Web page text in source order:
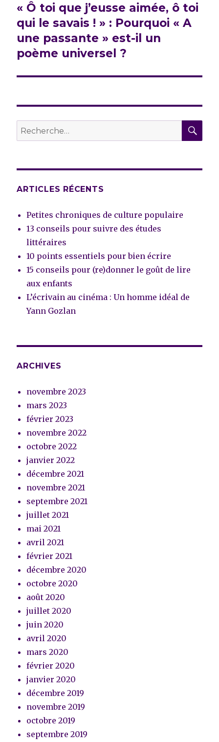
Publication
suivante :
« Ô toi que j’eusse aimée, ô toi
qui le savais ! » : Pourquoi « A
une passante » est-il un
poème universel ?
Recherche
pour :
ARTICLES RÉCENTS
Petites chroniques de culture populaire
13 conseils pour suivre des études
littéraires
10 points essentiels pour bien écrire
15 conseils pour (re)donner le goût de lire
aux enfants
L’écrivain au cinéma : Un homme idéal de
Yann Gozlan
ARCHIVES
novembre 2023
mars 2023
février 2023
novembre 2022
octobre 2022
janvier 2022
décembre 2021
novembre 2021
septembre 2021
juillet 2021
mai 2021
avril 2021
février 2021
décembre 2020
octobre 2020
août 2020
juillet 2020
juin 2020
avril 2020
mars 2020
février 2020
janvier 2020
décembre 2019
novembre 2019
octobre 2019
septembre 2019